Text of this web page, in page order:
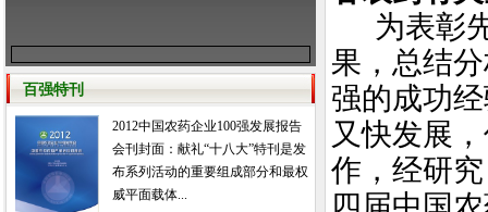
百强特刊
2012中国农药企业100强发展报告
会刊封面：献礼“十八大”特刊是发
布系列活动的重要组成部分和最权
威平面载体...
为表彰
果，总结
强的成功
又快发展
作，经研